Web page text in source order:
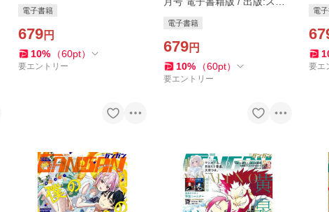
電子書籍
679円
10% （60pt）
要エントリー
那光汰 作画:梅津葉子 著者:着
ちよあ 著者:葵梅太郎
電子書籍
679円
10% （60pt）
要エントリー
電
要エ